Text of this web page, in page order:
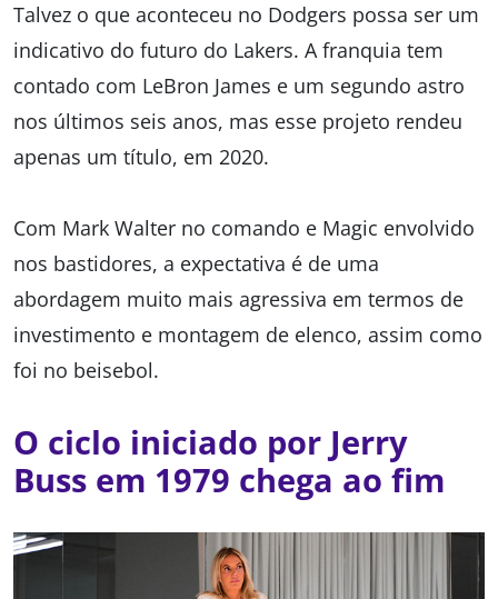
Talvez o que aconteceu no Dodgers possa ser um
indicativo do futuro do Lakers. A franquia tem
contado com LeBron James e um segundo astro
nos últimos seis anos, mas esse projeto rendeu
apenas um título, em 2020.
Com Mark Walter no comando e Magic envolvido
nos bastidores, a expectativa é de uma
abordagem muito mais agressiva em termos de
investimento e montagem de elenco, assim como
foi no beisebol.
O ciclo iniciado por Jerry
Buss em 1979 chega ao fim